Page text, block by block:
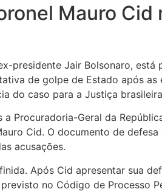
Mauro Cid
presidente Jair Bolsonaro, está
de golpe de Estado após
do caso para a Justiça
Procuradoria-Geral da
Cid. O documento de
acusações.
Após Cid apresentar sua
no Código de Processo